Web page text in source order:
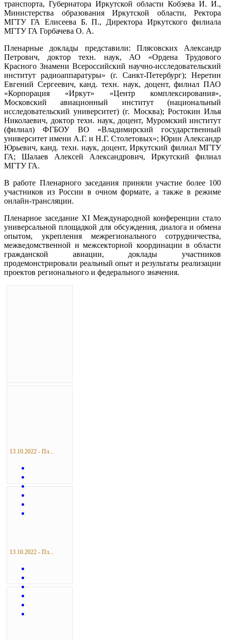
транспорта, Губернатора Иркутской области Кобзева И. И.,
Министерства образования Иркутской области, Ректора
МГТУ ГА Елисеева Б. П., Директора Иркутского филиала
МГТУ ГА Горбачева О. А.
Пленарные доклады представили: Плясовских Александр
Петрович, доктор техн. наук, АО «Ордена Трудового
Красного Знамени Всероссийский научно-исследовательский
институт радиоаппаратуры» (г. Санкт-Петербург); Неретин
Евгений Сергеевич, канд. техн. наук, доцент, филиал ПАО
«Корпорация «Иркут» «Центр комплексирования»,
Московский авиационный институт (национальный
исследовательский университет) (г. Москва); Ростокин Илья
Николаевич, доктор техн. наук, доцент, Муромский институт
(филиал) ФГБОУ ВО «Владимирский государственный
университет имени А.Г. и Н.Г. Столетовых»; Юрин Александр
Юрьевич, канд. техн. наук, доцент, Иркутский филиал МГТУ
ГА; Шалаев Алексей Александрович, Иркутский филиал
МГТУ ГА.
В работе Пленарного заседания приняли участие более 100
участников из России в очном формате, а также в режиме
онлайн-трансляции.
Пленарное заседание XI Международной конференции стало
универсальной площадкой для обсуждения, диалога и обмена
опытом, укрепления межрегионального сотрудничества,
межведомственной и межсекторной координации в области
гражданской авиации, доклады участников
продемонстрировали реальный опыт и результаты реализации
проектов регионального и федерального значения.
13.10.2022 - Пл...
13.10.2022 - Пл...